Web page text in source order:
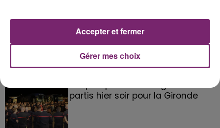
éclipse solaire du 12 Août 2026
158 pompiers de la région sont
partis hier soir pour la Gironde
Gérer mes choix
Accepter et fermer